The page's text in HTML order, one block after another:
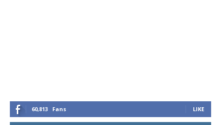
60,813 Fans LIKE